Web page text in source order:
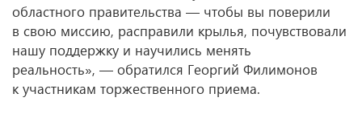
областного правительства — чтобы вы поверили
в свою миссию, расправили крылья, почувствовали
нашу поддержку и научились менять
реальность», — обратился Георгий Филимонов
к участникам торжественного приема.